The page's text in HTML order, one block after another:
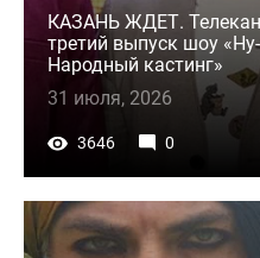
КАЗАНЬ ЖДЕТ.
третий выпуск шоу
Народный кастинг»
31 июля, 2026
3646 0